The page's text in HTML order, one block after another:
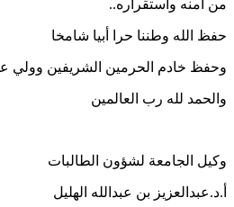
من أمنه واستقراره..
حفظ الله وطننا حرا أبيا شامخا
وحفظ خادم الحرمين الشريفين وولي
والحمد لله رب العالمين
وكيل الجامعة لشؤون الطالبات
أ.د.عبدالعزيز بن عبدالله الهليل